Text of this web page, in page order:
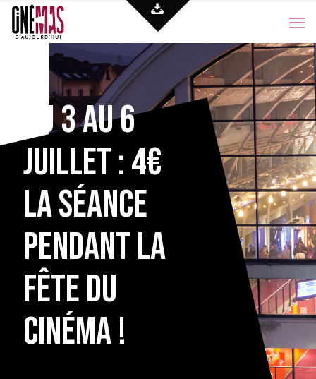
Du 3 au 6
juillet : 4€
la séance
pendant la
fête du
cinéma !